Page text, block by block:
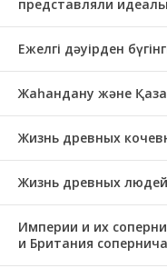
представляли
Ежелгі дәуірден
Жаһандану және
Жизнь древных
Жизнь древных
Империи и их
и Британия